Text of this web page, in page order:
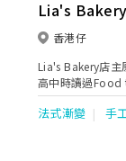
Lia's Bakery
香港仔
Lia's Bakery店主
高中時讀過Food
起。
法式漸變 手